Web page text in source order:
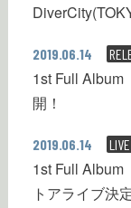
2019.06.14
1st Full Album
開！
2019.06.14 LIVE
1st Full Album
トアライブ決